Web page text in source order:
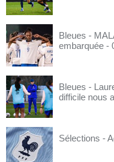
Bleues -
embarquée -
Bleues -
difficile nous
Sélections -